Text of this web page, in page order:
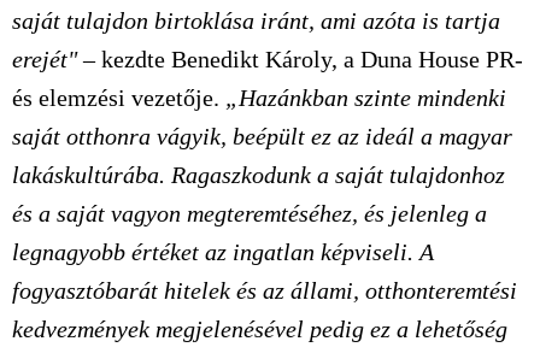
saját tulajdon birtoklása iránt, ami azóta is tartja
erejét"– kezdte Benedikt Károly, a Duna House PR-
és elemzési vezetője. „Hazánkban szinte mindenki
saját otthonra vágyik, beépült ez az ideál a magyar
lakáskultúrába. Ragaszkodunk a saját tulajdonhoz
és a saját vagyon megteremtéséhez, és jelenleg a
legnagyobb értéket az ingatlan képviseli. A
fogyasztóbarát hitelek és az állami, otthonteremtési
kedvezmények megjelenésével pedig ez a lehetőség